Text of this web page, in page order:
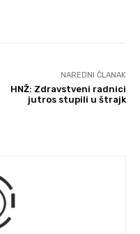
NAREDNI ČLANAK
HNŽ: Zdravstveni radnici
jutros stupili u štrajk